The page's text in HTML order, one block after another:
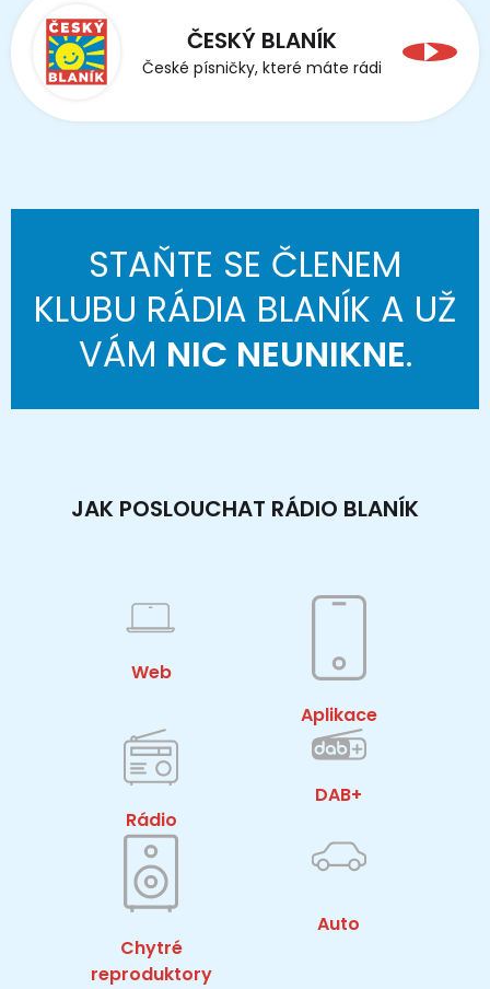
ČESKÝ BLANÍK
České písničky, které máte rádi
STAŇTE SE ČLENEM
KLUBU RÁDIA BLANÍK A UŽ
VÁM NIC NEUNIKNE.
JAK POSLOUCHAT RÁDIO BLANÍK
Web
Aplikace
Rádio
DAB+
Chytré
reproduktory
Auto